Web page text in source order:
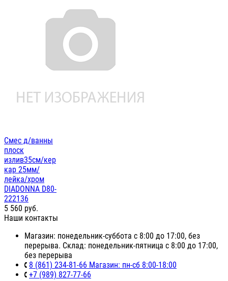
Смес д/ванны
плоск
излив35см/кер
кар 25мм/
лейка/хром
DIADONNA D80-
222136
5 560 руб.
Наши контакты
Магазин: понедельник-суббота с 8:00 до 17:00, без
перерыва. Склад: понедельник-пятница с 8:00 до 17:00,
без перерыва
8 (861) 234-81-66 Магазин: пн-сб 8:00-18:00
+7 (989) 827-77-66